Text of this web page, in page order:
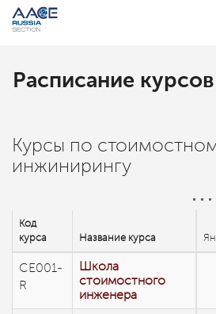
Расписание
Курсы по
инжинирингу
Код
курса
Название курса
CE001-
R
Школа
стоимостного
инженера